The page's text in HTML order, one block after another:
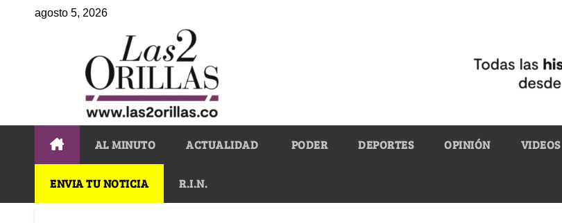
agosto 5, 2026
AL MINUTO ACTUALIDAD PODER DEPORTES OPINIÓN VIDEOS
ENVIA TU NOTICIA R.I.N.